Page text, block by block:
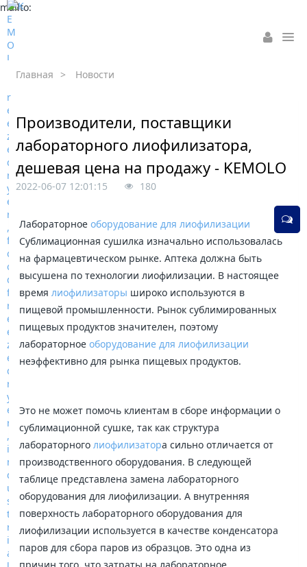
mailto:
Главная > Новости
Производители, поставщики
лабораторного лиофилизатора,
дешевая цена на продажу - KEMOLO
2022-06-07 12:01:15 180
Лабораторноеоборудование для лиофилизации
Сублимационная сушилка изначально использовалась
на фармацевтическом рынке. Аптека должна быть
высушена по технологии лиофилизации. В настоящее
времялиофилизаторы широко используются в
пищевой промышленности. Рынок сублимированных
пищевых продуктов значителен, поэтому
лабораторноеоборудование для лиофилизации
неэффективно для рынка пищевых продуктов.
Это не может помочь клиентам в сборе информации о
сублимационной сушке, так как структура
лабораторноголиофилизатора сильно отличается от
производственного оборудования. В следующей
таблице представлена замена лабораторного
оборудования для лиофилизации. А внутренняя
поверхность лабораторного оборудования для
лиофилизации используется в качестве конденсатора
паров для сбора паров из образцов. Это одна из